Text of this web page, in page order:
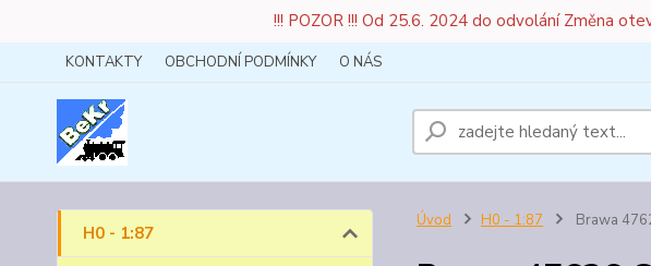
!!! POZOR !!! Od 25.6. 2024 do odvolání Změna
KONTAKTY OBCHODNÍ PODMÍNKY O NÁS
H0 - 1:87
Úvod H0 - 1:87 Brawa